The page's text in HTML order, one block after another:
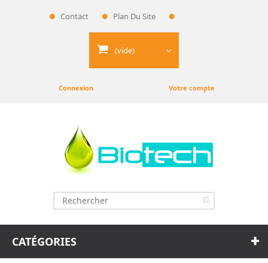
Contact Plan Du Site
(vide)
Connexion Votre compte
CATÉGORIES